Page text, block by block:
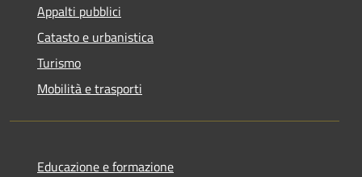
Appalti pubblici
Catasto e urbanistica
Turismo
Mobilità e trasporti
Educazione e formazione